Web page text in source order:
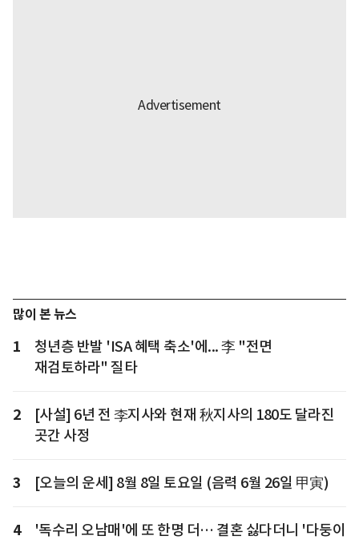
많이 본 뉴스
1
청년층 반발 'ISA 혜택 축소'에... 李 "전면
재검토하라" 질타
2
[사설] 6년 전 李지사와 현재 秋지사의 180도 달라진
곳간 사정
3 [오늘의 운세] 8월 8일 토요일 (음력 6월 26일 甲寅)
4
'독수리 오남매'에 또 한명 더… 결혼 싫다더니 '다둥이